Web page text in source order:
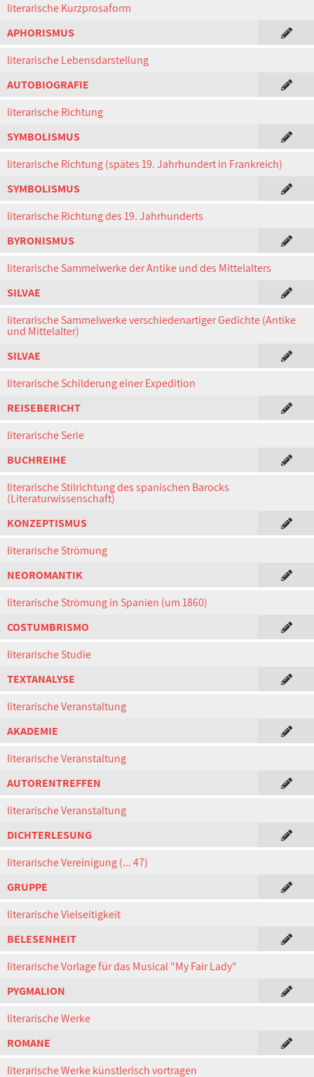
literarische Kurzprosaform
APHORISMUS
literarische Lebensdarstellung
AUTOBIOGRAFIE
literarische Richtung
SYMBOLISMUS
literarische Richtung (spätes 19. Jahrhundert in Frankreich)
SYMBOLISMUS
literarische Richtung des 19. Jahrhunderts
BYRONISMUS
literarische Sammelwerke der Antike und des Mittelalters
SILVAE
literarische Sammelwerke verschiedenartiger Gedichte (Antike
und Mittelalter)
SILVAE
literarische Schilderung einer Expedition
REISEBERICHT
literarische Serie
BUCHREIHE
literarische Stilrichtung des spanischen Barocks
(Literaturwissenschaft)
KONZEPTISMUS
literarische Strömung
NEOROMANTIK
literarische Strömung in Spanien (um 1860)
COSTUMBRISMO
literarische Studie
TEXTANALYSE
literarische Veranstaltung
AKADEMIE
literarische Veranstaltung
AUTORENTREFFEN
literarische Veranstaltung
DICHTERLESUNG
literarische Vereinigung (... 47)
GRUPPE
literarische Vielseitigkeit
BELESENHEIT
literarische Vorlage für das Musical "My Fair Lady"
PYGMALION
literarische Werke
ROMANE
literarische Werke künstlerisch vortragen